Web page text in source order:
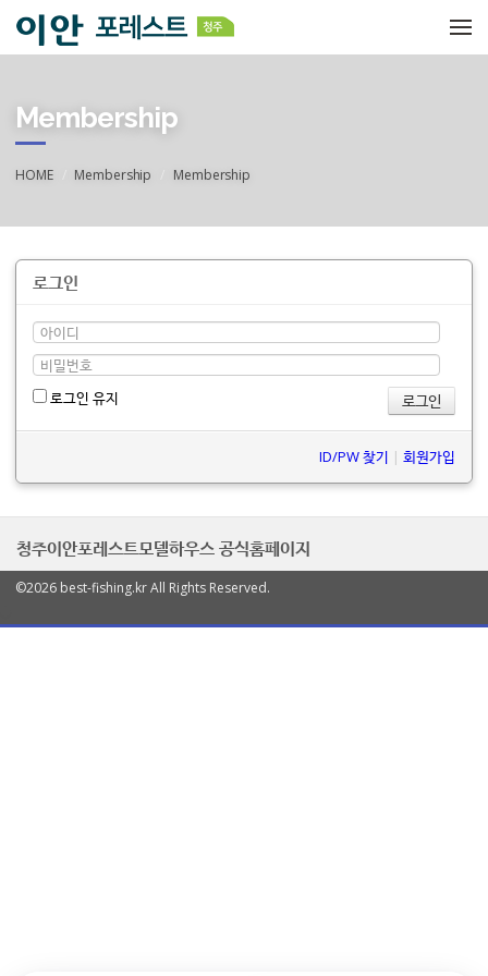
메뉴 건너뛰기
Membership
HOME Membership Membership
로그인
로그인 유지
ID/PW 찾기 | 회원가입
청주이안포레스트모델하우스 공식홈페이지
©2026 best-fishing.kr All Rights Reserved.